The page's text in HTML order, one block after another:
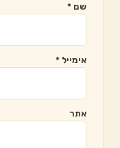
שם *
אימייל *
אתר